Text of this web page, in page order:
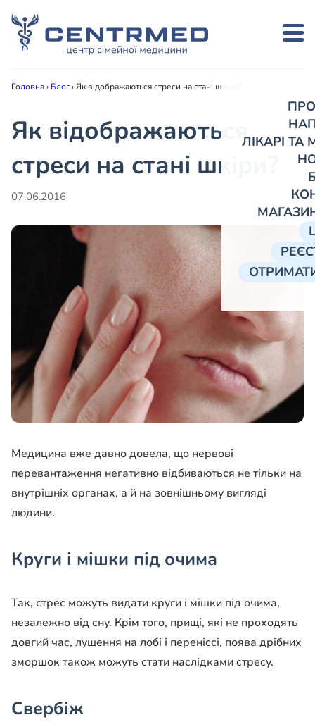
ЛІКАРІ
Головна› Блог›Як відображаються стреси на стані шкіри?
Як відображаються
стреси на стані шкіри?
07.06.2016
Медицина вже давно довела, що нервові
перевантаження негативно відбиваються не тільки на
внутрішніх органах, а й на зовнішньому вигляді
людини.
Круги і мішки під очима
Так, стрес можуть видати круги і мішки під очима,
незалежно від сну. Крім того, прищі, які не проходять
довгий час, лущення на лобі і переніссі, поява дрібних
зморшок також можуть стати наслідками стресу.
Свербіж